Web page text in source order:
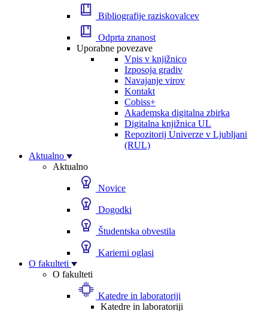
Bibliografije raziskovalcev
Odprta znanost
Uporabne povezave
Vpis v knjižnico
Izposoja gradiv
Navajanje virov
Kontakt
Cobiss+
Akademska digitalna zbirka
Digitalna knjižnica UL
Repozitorij Univerze v Ljubljani
(RUL)
Aktualno
Aktualno
Novice
Dogodki
Študentska obvestila
Karierni oglasi
O fakulteti
O fakulteti
Katedre in laboratoriji
Katedre in laboratoriji